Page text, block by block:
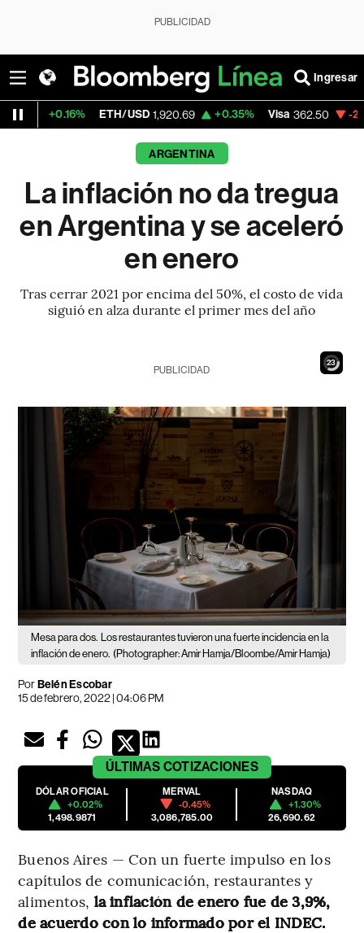
PUBLICIDAD
Ingresar
ETH/USD 1,920.69 +0.35% Visa 362.50 -2.15%
ARGENTINA
La inflación no da tregua
en Argentina y se aceleró
en enero
Tras cerrar 2021 por encima del 50%, el costo de vida
siguió en alza durante el primer mes del año
21
PUBLICIDAD
Mesa para dos.
Los restaurantes tuvieron una fuerte incidencia en la
inflación de enero. (Photographer: Amir Hamja/Bloombe/Amir Hamja)
PorBelén Escobar
15 de febrero, 2022 | 04:06 PM
ÚLTIMAS COTIZACIONES
DÓLAR OFICIAL
+0.02%
1,498.9871
MERVAL
-0.45%
3,086,785.00
NASDAQ
+1.30%
26,690.62
Buenos Aires — Con un fuerte impulso en los
capítulos de comunicación, restaurantes y
alimentos, la inflación de enero fue de 3,9%,
de acuerdo con lo informado por el INDEC.